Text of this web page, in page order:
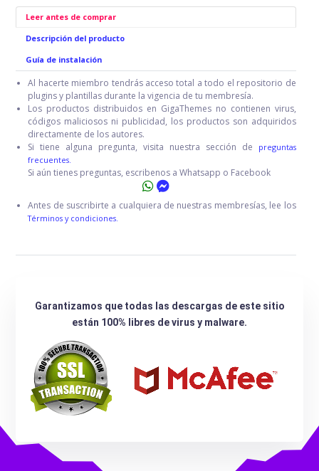
Leer antes de comprar
Descripción del producto
Guía de instalación
Al hacerte miembro tendrás acceso total a todo el repositorio de
plugins y plantillas durante la vigencia de tu membresía.
Los productos distribuidos en GigaThemes no contienen virus,
códigos maliciosos ni publicidad, los productos son adquiridos
directamente de los autores.
Si tiene alguna pregunta, visita nuestra sección de
preguntas
frecuentes.
Si aún tienes preguntas, escribenos a Whatsapp o Facebook
Antes de suscribirte a cualquiera de nuestras membresías, lee los
Términos y condiciones.
Garantizamos que todas las descargas de este sitio
están 100% libres de virus y malware.